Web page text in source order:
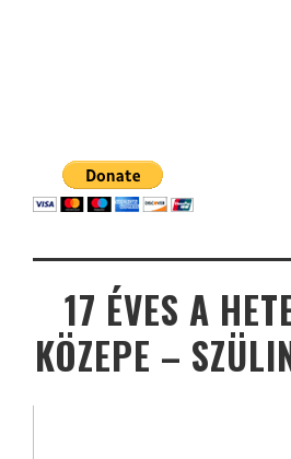
17 ÉVES A
KÖZEPE –